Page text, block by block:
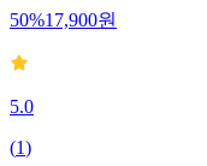
50%17,900원
5.0
(1)